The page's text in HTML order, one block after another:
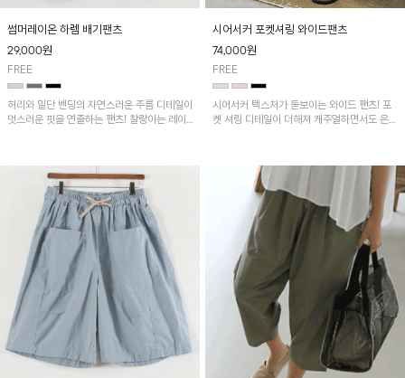
썸머레이온 하렘 배기팬츠
29,000원
FREE
허리와 밑단 밴딩의 자연스러운 주름 디테일이
멋스러운 핏을 연출하는 팬츠! 찰랑이는 레이
기기 좋은 아이템입니다~
시어서커 포켓셔링 와이드팬츠
74,000원
FREE
시어서커 텍스처가 돋보이는 와이드 팬츠! 포
켓 셔링 디테일이 더해져 캐주얼하면서도 은은
다. 가볍고 쾌적한 착용감으로 여름철 데일리
아이템으로 활용하기 좋아요~